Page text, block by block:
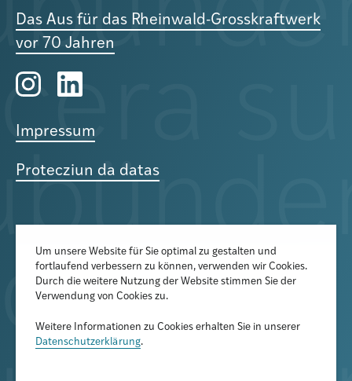
Das Aus für das Rheinwald-Grosskraftwerk
vor 70 Jahren
Impressum
Protecziun da datas
Der Newsletter informiert über
aktuelle Veranstaltungen,
Publikationen und
Forschungsprojekte
Um unsere Website für Sie optimal zu gestalten und
fortlaufend verbessern zu können, verwenden wir Cookies.
Durch die weitere Nutzung der Website stimmen Sie der
Verwendung von Cookies zu.
Weitere Informationen zu Cookies erhalten Sie in unserer
Datenschutzerklärung.